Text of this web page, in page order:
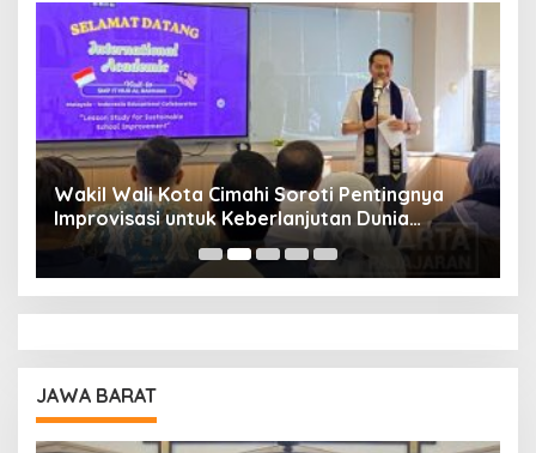
Wakil Wali Kota Cimahi Soroti Pentingnya
Improvisasi untuk Keberlanjutan Dunia
Pendidikan
JAWA BARAT